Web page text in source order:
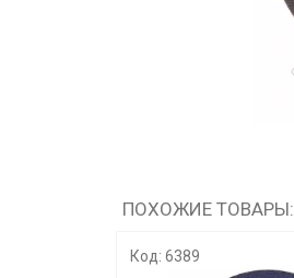
ПОХОЖИЕ ТОВАРЫ:
Код: 6389